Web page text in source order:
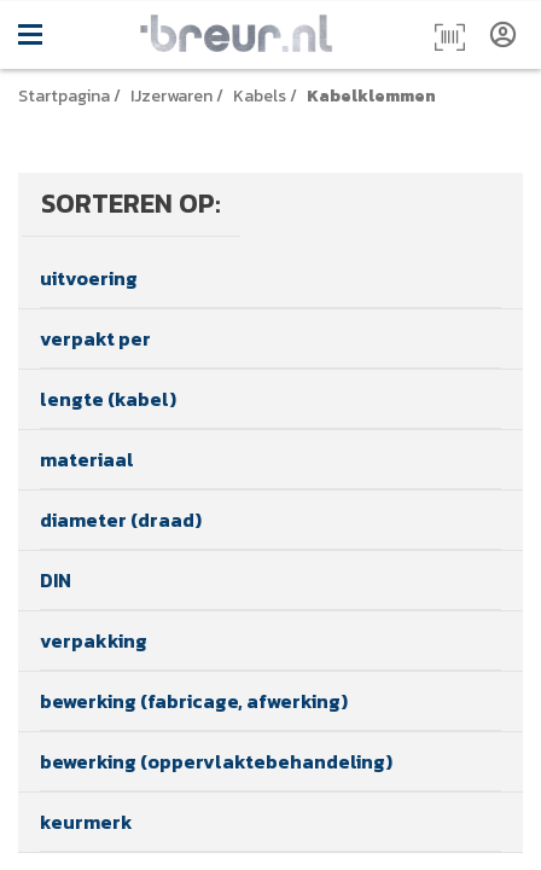
Startpagina/ IJzerwaren/ Kabels/ Kabelklemmen
SORTEREN OP:
uitvoering
verpakt per
lengte (kabel)
materiaal
diameter (draad)
DIN
verpakking
bewerking (fabricage, afwerking)
bewerking (oppervlaktebehandeling)
keurmerk